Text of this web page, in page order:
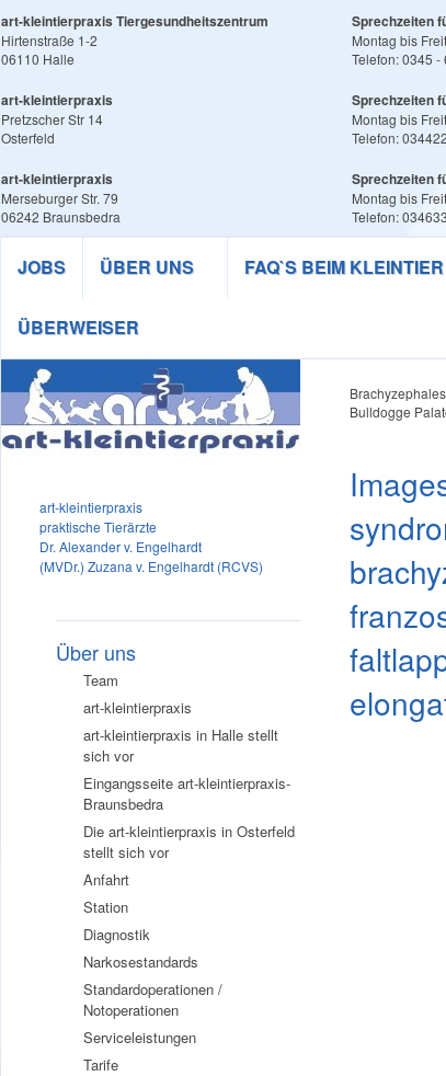
art-kleintierpraxis Tiergesundheitszentrum
Hirtenstraße 1-2
06110 Halle
Sprechzeiten
Montag bis
Telefon: 0345 -
art-kleintierpraxis
Pretzscher Str 14
Osterfeld
Sprechzeiten
Montag bis
Telefon:
art-kleintierpraxis
Merseburger Str. 79
06242 Braunsbedra
Sprechzeiten
Montag bis
Telefon:
JOBS ÜBER UNS FAQ`S BEIM KLEINTIER
ÜBERWEISER
art-kleintierpraxis
praktische Tierärzte
Dr. Alexander v. Engelhardt
(MVDr.) Zuzana v. Engelhardt (RCVS)
Über uns
Team
art-kleintierpraxis
art-kleintierpraxis in Halle stellt
sich vor
Eingangsseite art-kleintierpraxis-
Braunsbedra
Die art-kleintierpraxis in Osterfeld
stellt sich vor
Anfahrt
Station
Diagnostik
Narkosestandards
Standardoperationen /
Notoperationen
Serviceleistungen
Tarife
Bulldogge